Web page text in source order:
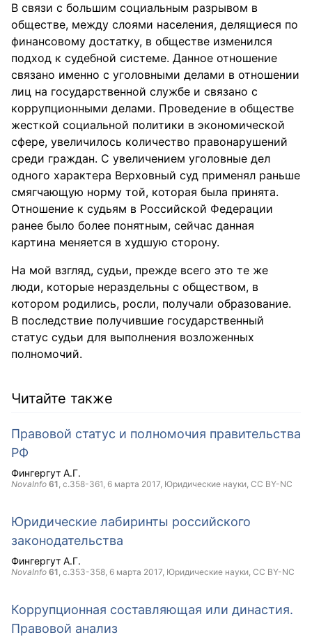
В связи с большим социальным разрывом в
обществе, между слоями населения, делящиеся по
финансовому достатку, в обществе изменился
подход к судебной системе. Данное отношение
связано именно с уголовными делами в отношении
лиц на государственной службе и связано с
коррупционными делами. Проведение в обществе
жесткой социальной политики в экономической
сфере, увеличилось количество правонарушений
среди граждан. С увеличением уголовные дел
одного характера Верховный суд применял раньше
смягчающую норму той, которая была принята.
Отношение к судьям в Российской Федерации
ранее было более понятным, сейчас данная
картина меняется в худшую сторону.
На мой взгляд, судьи, прежде всего это те же
люди, которые нераздельны с обществом, в
котором родились, росли, получали образование.
В последствие получившие государственный
статус судьи для выполнения возложенных
полномочий.
Читайте также
Правовой статус и полномочия правительства
РФ
Фингергут А.Г.
NovaInfo 61, с.358-361, 6 марта 2017, Юридические науки, CC BY-NC
Юридические лабиринты российского
законодательства
Фингергут А.Г.
NovaInfo 61, с.353-358, 6 марта 2017, Юридические науки, CC BY-NC
Коррупционная составляющая или династия.
Правовой анализ